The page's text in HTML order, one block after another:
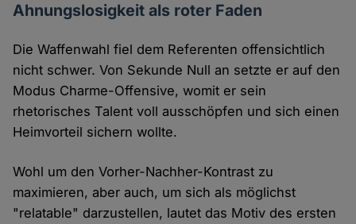
Ahnungslosigkeit als roter Faden
Die Waffenwahl fiel dem Referenten offensichtlich
nicht schwer. Von Sekunde Null an setzte er auf den
Modus Charme-Offensive, womit er sein
rhetorisches Talent voll ausschöpfen und sich einen
Heimvorteil sichern wollte.
Wohl um den Vorher-Nachher-Kontrast zu
maximieren, aber auch, um sich als möglichst
"relatable" darzustellen, lautet das Motiv des ersten